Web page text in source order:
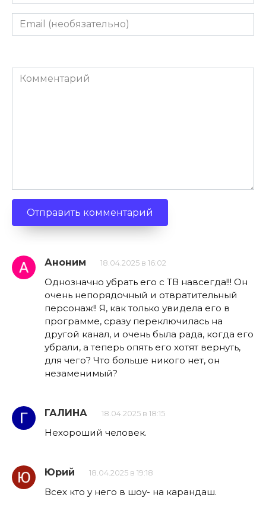
Email
(необязательно)
Комментарий
Аноним 18.04.2025 в 16:02
Однозначно убрать его с ТВ навсегда!!! Он
очень непорядочный и отвратительный
персонаж!! Я, как только увидела его в
программе, сразу переключилась на
другой канал, и очень была рада, когда его
убрали, а теперь опять его хотят вернуть,
для чего? Что больше никого нет, он
незаменимый?
ГАЛИНА 18.04.2025 в 18:15
Нехороший человек.
Юрий 18.04.2025 в 19:18
Всех кто у него в шоу- на карандаш.